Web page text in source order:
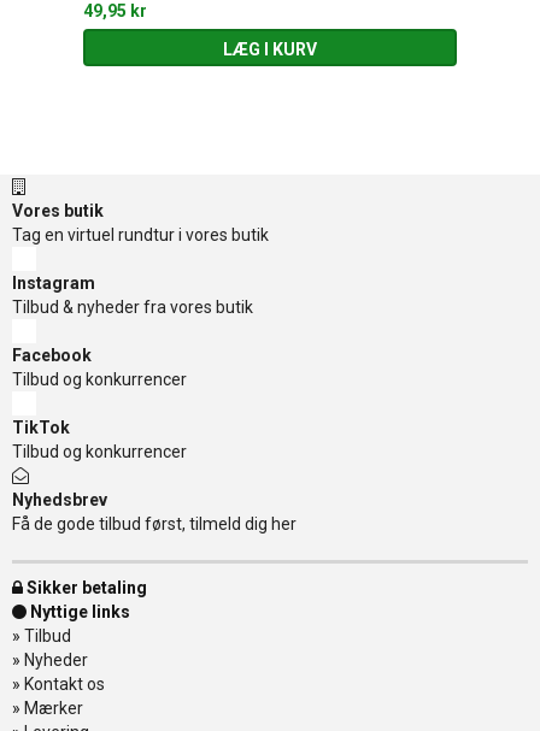
49,95 kr
LÆG I KURV
Vores butik
Tag en virtuel rundtur i vores butik
Instagram
Tilbud & nyheder fra vores butik
Facebook
Tilbud og konkurrencer
TikTok
Tilbud og konkurrencer
Nyhedsbrev
Få de gode tilbud først, tilmeld dig her
Sikker betaling
Nyttige links
» Tilbud
» Nyheder
» Kontakt os
» Mærker